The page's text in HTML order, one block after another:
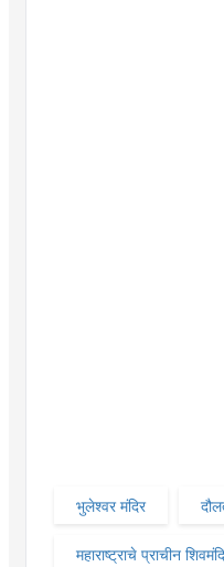
भुलेश्वर मंदिर
महाराष्ट्राचे प्राचीन